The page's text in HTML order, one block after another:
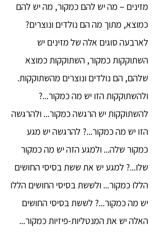
מזינים – מה יש להם כמקור, מה יש להם
כמוצא, מתוך מה הם נולדים ונוצרים?
לארבעה סוגים אלה של מזינים יש
השתוקקות כמקור, השתוקקות כמוצא
שלהם, הם נולדים ונוצרים מהשתוקקות.
ולהשתוקקות הזו יש מה כמקור...?
להשתוקקות יש הרגשה כמקור... ולהרגשה
הזו יש מה כמקור...? להרגשה יש מגע
כמקור שלה... ולמגע הזה יש מה כמקור
שלו...? למגע יש את ששת בסיסי החושים
הללו כמקור... ולששת בסיסי החושים הללו
יש מה כמקור...? לששת בסיסי החושים
האלה יש את המנטליות-פיזיות כמקור...